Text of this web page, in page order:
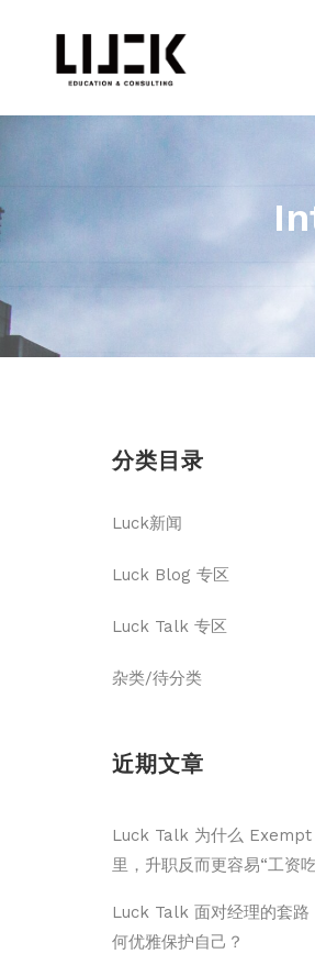
分类目录
Luck新闻
Luck Blog 专区
Luck Talk 专区
杂类/待分类
近期文章
Luck Talk 为什么 Exempt
里，升职反而更容易“工资
Luck Talk 面对经理的套路
何优雅保护自己？